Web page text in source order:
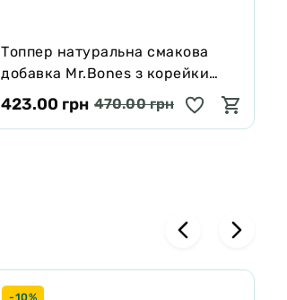
Tоппер натуральна смакова
добавка Mr.Bones з корейки
оленя для собак і котів 100 г
423.00 грн 470.00 грн
-10%